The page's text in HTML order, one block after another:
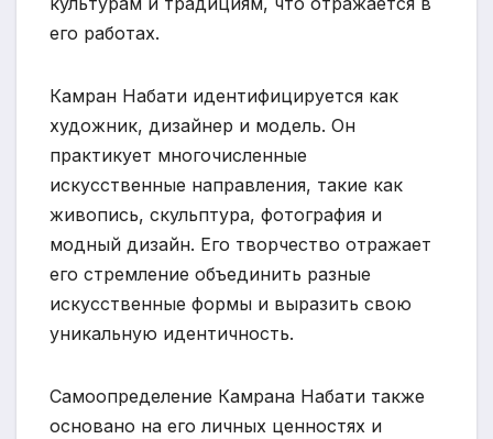
его работах.
Камран Набати идентифицируется как
художник, дизайнер и модель. Он
практикует многочисленные
искусственные направления, такие как
живопись, скульптура, фотография и
модный дизайн. Его творчество отражает
его стремление объединить разные
искусственные формы и выразить свою
уникальную идентичность.
Самоопределение Камрана Набати также
основано на его личных ценностях и